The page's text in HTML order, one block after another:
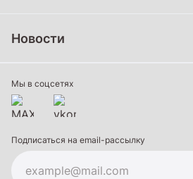
Дополнительное образование
Новости
Мы в соцсетях
Подписаться на email-рассылку